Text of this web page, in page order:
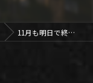
11月も明日で終わりです！